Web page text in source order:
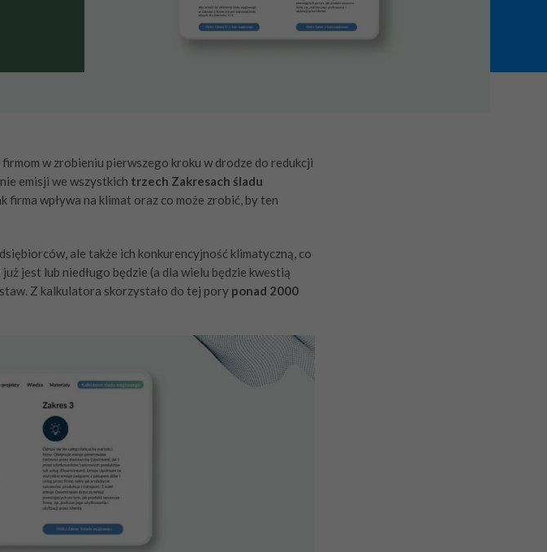
w zrobieniu pierwszego kroku w drodze do redukcji
emisji we wszystkich trzech Zakresach śladu
firma wpływa na klimat oraz co może zrobić, by ten
ale także ich konkurencyjność klimatyczną, co
jest lub niedługo będzie (a dla wielu będzie kwestią
Z kalkulatora skorzystało do tej pory ponad 2000